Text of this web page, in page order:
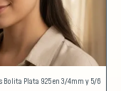
Bolita Plata 925 en 3/4mm y 5/6
Las
opciones
se
pueden